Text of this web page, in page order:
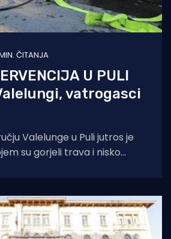
ČITANJA
U PULI
vatrogasci
Valelunge u Puli jutros je
su gorjeli trava i nisko